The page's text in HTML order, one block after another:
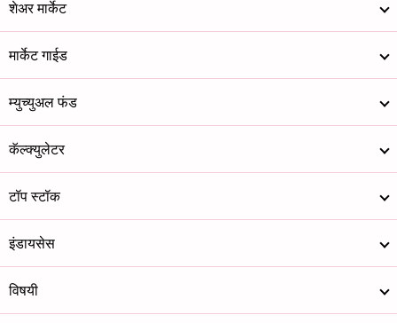
शेअर मार्केट
मार्केट गाईड
म्युच्युअल फंड
कॅल्क्युलेटर
टॉप स्टॉक
इंडायसेस
विषयी